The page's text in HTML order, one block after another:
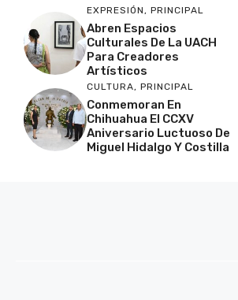
EXPRESIÓN , PRINCIPAL
Abren Espacios
Culturales De La UACH
Para Creadores
Artísticos
CULTURA, PRINCIPAL
Conmemoran En
Chihuahua El CCXV
Aniversario Luctuoso De
Miguel Hidalgo Y Costilla